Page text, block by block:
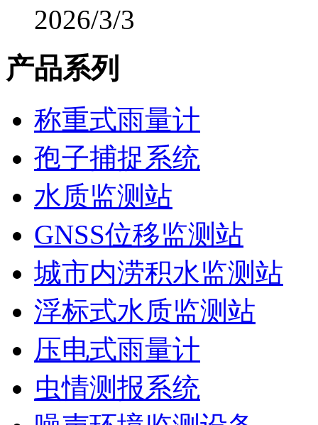
2026/3/3
产品系列
称重式雨量计
孢子捕捉系统
水质监测站
GNSS位移监测站
城市内涝积水监测站
浮标式水质监测站
压电式雨量计
虫情测报系统